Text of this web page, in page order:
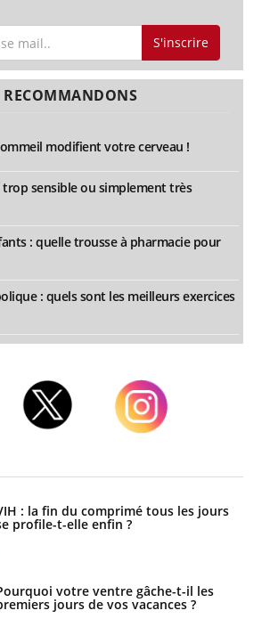
S'inscrire
RECOMMANDONS
modifient votre cerveau !
sensible ou simplement très
: quelle trousse à pharmacie pour
: quels sont les meilleurs exercices
: la fin du comprimé tous les jours
profile-t-elle enfin ?
votre ventre gâche-t-il les
jours de vos vacances ?